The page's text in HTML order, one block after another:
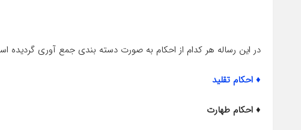
در این رساله هر کدام از احکام به صورت دسته بندی جمع آوری
♦ احکام تقلید
♦ احکام طهارت